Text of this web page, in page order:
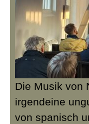
Die Musik von
irgendeine
von spanisch